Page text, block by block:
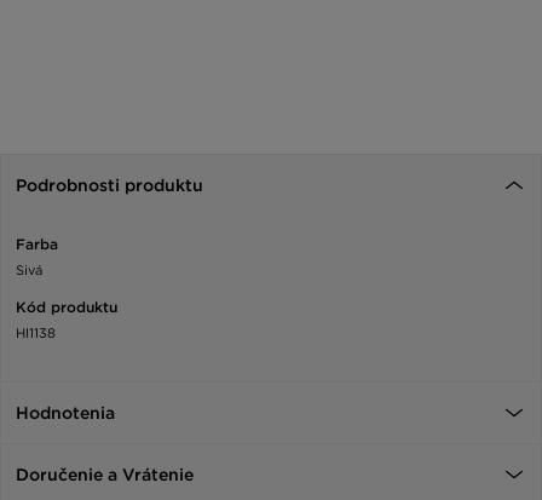
Podrobnosti produktu
Farba
Sivá
Kód produktu
HI1138
Hodnotenia
Doručenie a Vrátenie